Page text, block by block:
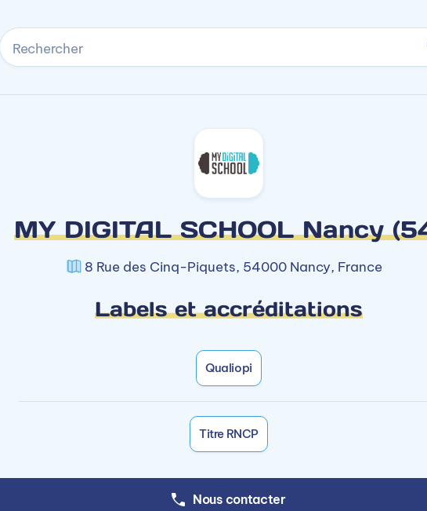
Rechercher
MY DIGITAL SCHOOL Nancy
8 Rue des Cinq-Piquets, 54000 Nancy, France
Labels et accréditations
Qualiopi
Titre RNCP
Nous contacter